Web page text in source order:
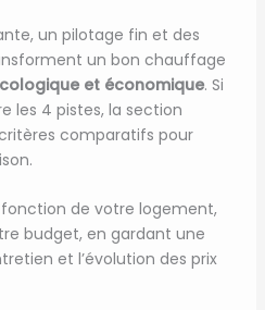
un pilotage fin et des
un bon chauffage
et économique. Si
les 4 pistes, la section
comparatifs pour
fonction de votre logement,
budget, en gardant une
et l’évolution des prix